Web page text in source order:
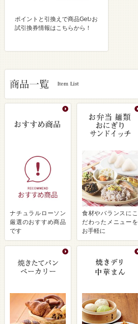
ポイントと引換えで商品Get♪お
試引換券情報はこちらから！
ナチュラルローソン
厳選のおすすめ商品
です
食材やバランスにこ
だわったメニューを
お手軽に